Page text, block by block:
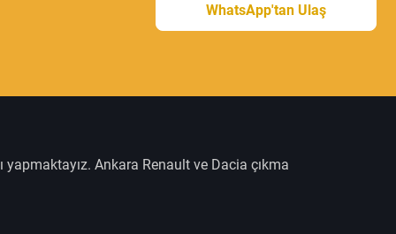
WhatsApp'tan Ulaş
yapmaktayız. Ankara Renault ve Dacia çıkma